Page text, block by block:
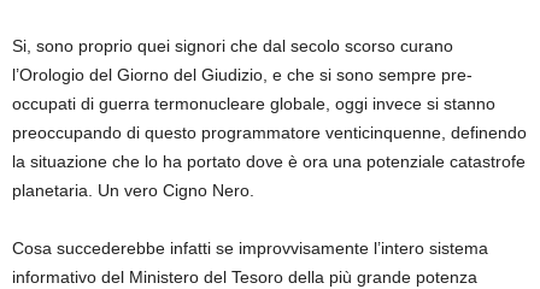
Si, sono proprio quei signori che dal secolo scorso curano
l’Orologio del Giorno del Giudizio, e che si sono sempre pre-
occupati di guerra termonucleare globale, oggi invece si stanno
preoccupando di questo programmatore venticinquenne, definendo
la situazione che lo ha portato dove è ora una potenziale catastrofe
planetaria. Un vero Cigno Nero.
Cosa succederebbe infatti se improvvisamente l’intero sistema
informativo del Ministero del Tesoro della più grande potenza